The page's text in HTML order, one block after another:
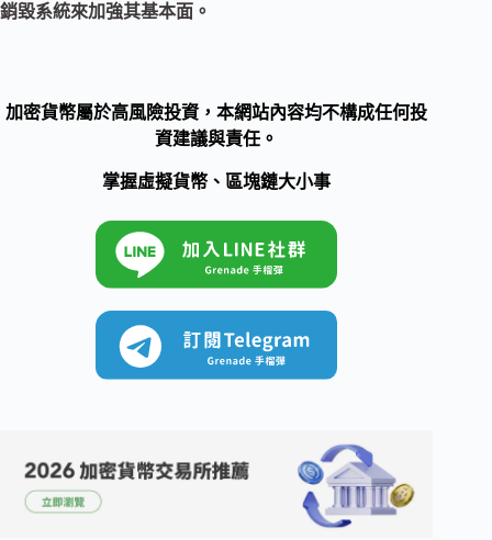
銷毀系統來加強其基本面。
加密貨幣屬於高風險投資，本網站內容均不構成任何投
資建議與責任。
掌握虛擬貨幣、區塊鏈大小事